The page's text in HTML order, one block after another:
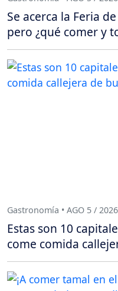
Se acerca la Feria
pero ¿qué comer y
Gastronomía • AGO 5 / 2026
Estas son 10
come comida